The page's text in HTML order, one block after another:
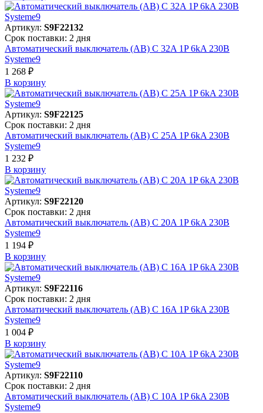
Артикул: S9F22132
Срок поставки: 2 дня
Автоматический выключатель (АВ) C 32A 1P 6kA 230В
Systeme9
1 268 ₽
В корзинy
Артикул: S9F22125
Срок поставки: 2 дня
Автоматический выключатель (АВ) C 25A 1P 6kA 230В
Systeme9
1 232 ₽
В корзинy
Артикул: S9F22120
Срок поставки: 2 дня
Автоматический выключатель (АВ) C 20A 1P 6kA 230В
Systeme9
1 194 ₽
В корзинy
Артикул: S9F22116
Срок поставки: 2 дня
Автоматический выключатель (АВ) C 16A 1P 6kA 230В
Systeme9
1 004 ₽
В корзинy
Артикул: S9F22110
Срок поставки: 2 дня
Автоматический выключатель (АВ) C 10A 1P 6kA 230В
Systeme9